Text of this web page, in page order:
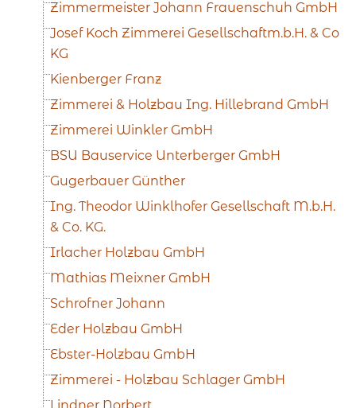
Zimmermeister Johann Frauenschuh GmbH
Josef Koch Zimmerei Gesellschaftm.b.H. & Co
KG
Kienberger Franz
Zimmerei & Holzbau Ing. Hillebrand GmbH
Zimmerei Winkler GmbH
BSU Bauservice Unterberger GmbH
Gugerbauer Günther
Ing. Theodor Winklhofer Gesellschaft M.b.H.
& Co. KG.
Irlacher Holzbau GmbH
Mathias Meixner GmbH
Schrofner Johann
Eder Holzbau GmbH
Ebster-Holzbau GmbH
Zimmerei - Holzbau Schlager GmbH